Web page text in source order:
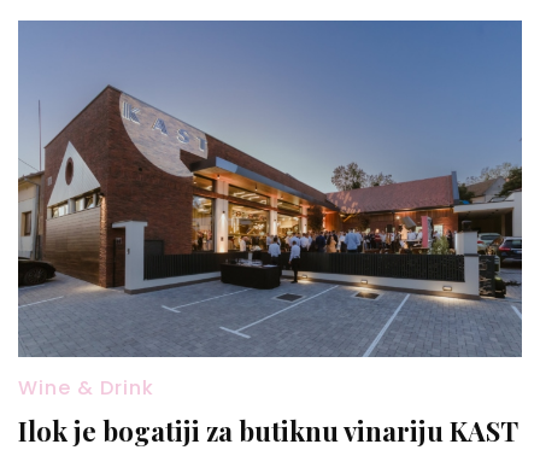
Wine & Drink
Ilok je bogatiji za butiknu vinariju KAST